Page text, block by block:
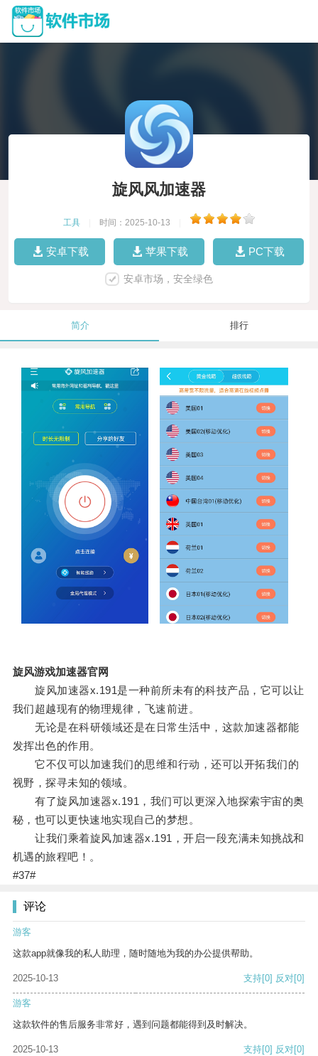
旋风风加速器
工具 时间：2025-10-13
安卓下载 苹果下载 PC下载
安卓市场，安全绿色
简介 排行
旋风游戏加速器官网
旋风加速器x.191是一种前所未有的科技产品，它可以让
我们超越现有的物理规律，飞速前进。
无论是在科研领域还是在日常生活中，这款加速器都能
发挥出色的作用。
它不仅可以加速我们的思维和行动，还可以开拓我们的
视野，探寻未知的领域。
有了旋风加速器x.191，我们可以更深入地探索宇宙的奥
秘，也可以更快速地实现自己的梦想。
让我们乘着旋风加速器x.191，开启一段充满未知挑战和
机遇的旅程吧！。
#37#
评论
游客
这款app就像我的私人助理，随时随地为我的办公提供帮助。
2025-10-13 支持[0] 反对[0]
游客
这款软件的售后服务非常好，遇到问题都能得到及时解决。
2025-10-13 支持[0] 反对[0]